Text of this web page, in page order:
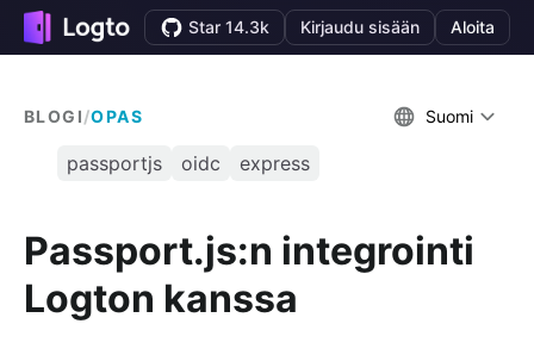
Star 14.3k Kirjaudu sisään Aloita
BLOGI/OPAS Suomi
passportjs oidc express
Passport.js:n integrointi
Logton kanssa